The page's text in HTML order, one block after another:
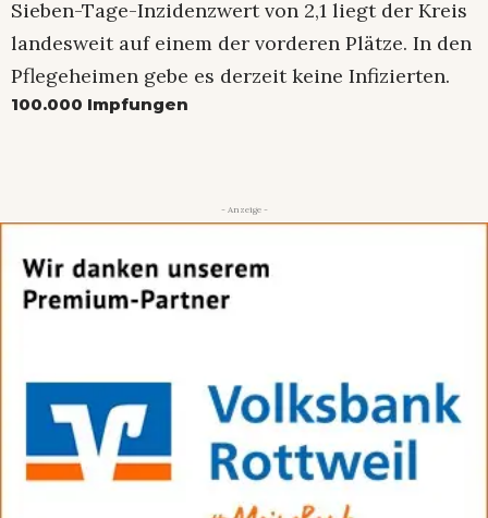
Sieben-Tage-Inzidenzwert von 2,1 liegt der Kreis
landesweit auf einem der vorderen Plätze. In den
Pflegeheimen gebe es derzeit keine Infizierten.
100.000 Impfungen
- Anzeige -